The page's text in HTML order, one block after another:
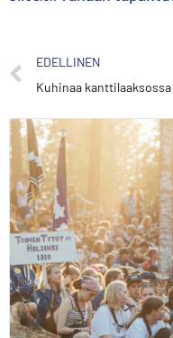
EDELLINEN
Kuhinaa kanttilaaksossa